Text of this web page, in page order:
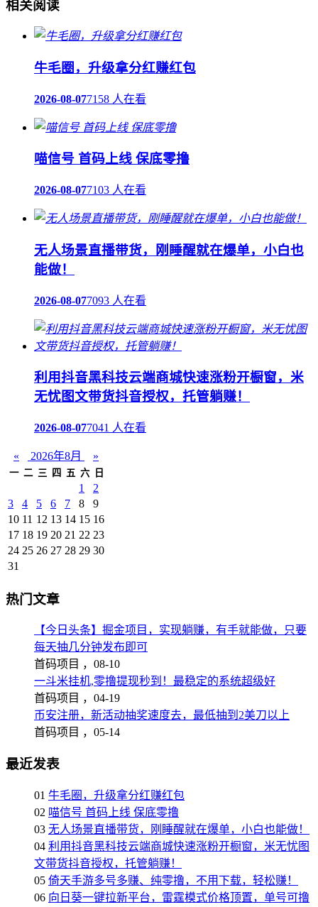
相关阅读
牛毛圈，升级拿分红赚红包
2026-08-077158 人在看
喵信号 首码上线 保底零撸
2026-08-077103 人在看
无人场景直播带货，刚睡醒就在爆单，小白也
能做！
2026-08-077093 人在看
利用抖音黑科技云端商城快速涨粉开橱窗，米
无忧图文带货抖音授权，托管躺赚！
2026-08-077041 人在看
« 2026年8月 »
一 二 三 四 五 六 日
1
2
3
4 5 6 7 8
9
10 11 12 13 14 15 16
17 18 19 20 21 22 23
24 25 26 27 28 29 30
31
热门文章
【今日头条】掘金项目，实现躺赚，有手就能做，只要
每天抽几分钟发布即可
首码项目 ， 08-10
一斗米挂机,零撸提现秒到！最稳定的系统超级好
首码项目 ， 04-19
币安注册，新活动抽奖速度去，最低抽到2美刀以上
首码项目 ， 05-14
最近发表
01 牛毛圈，升级拿分红赚红包
02 喵信号 首码上线 保底零撸
03 无人场景直播带货，刚睡醒就在爆单，小白也能做！
04 利用抖音黑科技云端商城快速涨粉开橱窗，米无忧图
文带货抖音授权，托管躺赚！
05 倚天手游多号多赚、纯零撸，不用下载，轻松赚！
06 向日葵一键拉新平台，雷霆模式价格顶置，单号可撸